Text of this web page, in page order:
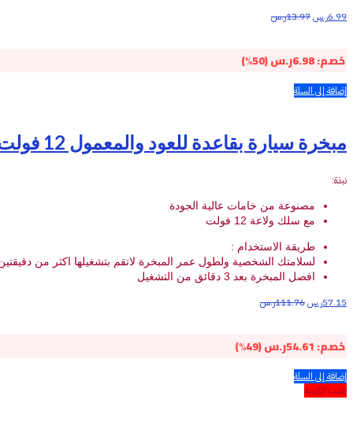
6.99ر.س13.97ر.س
خصم:6.98ر.س(50%)
إضافة إلى السلة
مبخرة سيارة بقاعدة للعود والمعمول 12 فولت
نبذة:
مصنوعة من خامات عالية الجودة
مع سلك ولاعة 12 فولت
طريقة الاستخدام :
لسلامتك الشخصية ولطول عمر المبخرة لاتقم بتشغيلها اكثر من
افصل المبخرة بعد 3 دقائق من التشغيل
57.15ر.س111.76ر.س
خصم:54.61ر.س(49%)
إضافة إلى السلة
نفذت الكمية